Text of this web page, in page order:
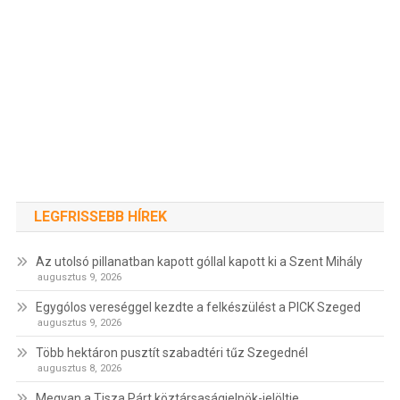
LEGFRISSEBB HÍREK
Az utolsó pillanatban kapott góllal kapott ki a Szent Mihály
augusztus 9, 2026
Egygólos vereséggel kezdte a felkészülést a PICK Szeged
augusztus 9, 2026
Több hektáron pusztít szabadtéri tűz Szegednél
augusztus 8, 2026